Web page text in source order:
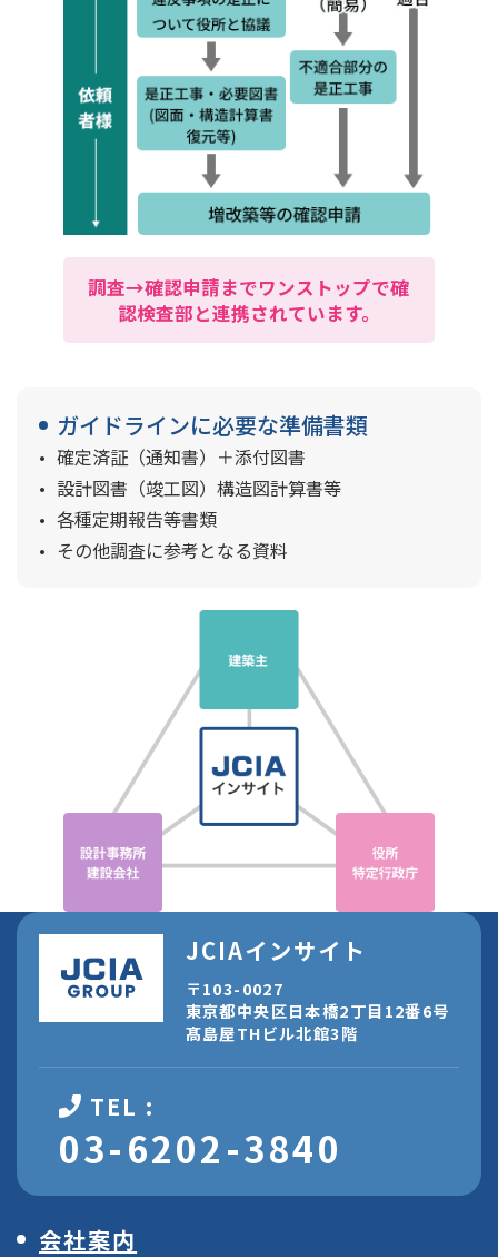
調査→確認申請までワンストップで確
認検査部と連携されています。
ガイドラインに必要な準備書類
確定済証（通知書）＋添付図書
設計図書（竣工図）構造図計算書等
各種定期報告等書類
その他調査に参考となる資料
JCIAインサイト
〒103-0027
東京都中央区日本橋2丁目12番6号
髙島屋THビル北館3階
TEL :
03-6202-3840
会社案内